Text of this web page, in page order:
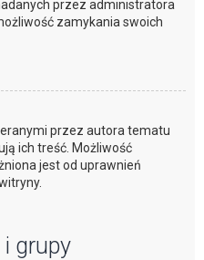
przez administratora
zamykania swoich
przez autora tematu
ich treść. Możliwość
jest od uprawnień
grupy